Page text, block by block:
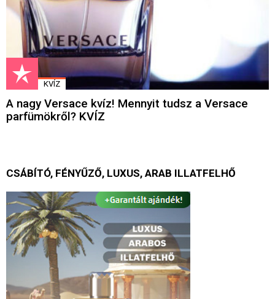
KVÍZ
A nagy Versace kvíz! Mennyit tudsz a Versace
parfümökről? KVÍZ
CSÁBÍTÓ, FÉNYŰZŐ, LUXUS, ARAB ILLATFELHŐ